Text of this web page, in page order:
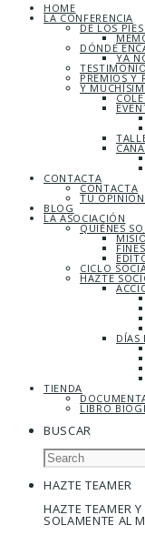
HOME
LA CONFERENCIA
DE LOS
DÓNDE
YA
PREMIOS Y
Y
CONTACTA
CONTACTA
TU
BLOG
LA ASOCIACIÓN
QUIÉNES
CICLO
HAZTE
DÍAS
TIENDA
LIBRO
BUSCAR
HAZTE TEAMER
HAZTE TEAMER
SOLAMENTE AL